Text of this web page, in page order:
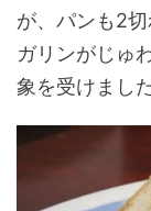
が、パンも2
ガリンがじゅ
象を受けました